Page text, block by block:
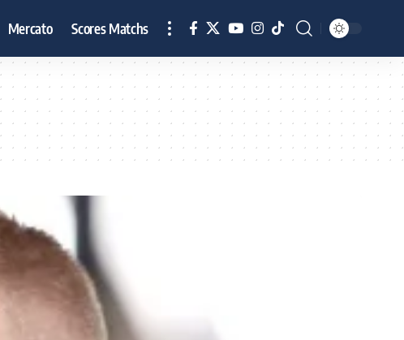
Mercato Scores Matchs